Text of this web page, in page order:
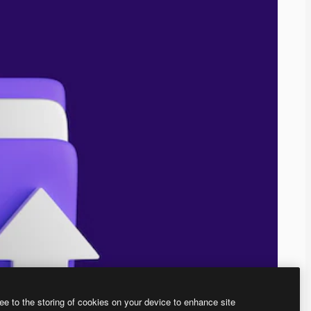
to the storing of cookies on your device to enhance site